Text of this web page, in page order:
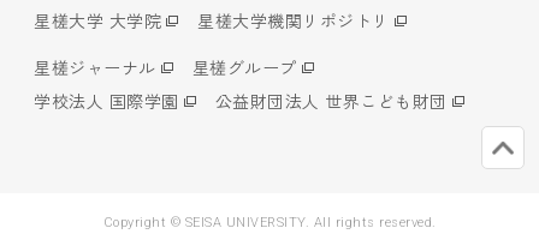
星槎大学 大学院
星槎大学機関リポジトリ
星槎ジャーナル
星槎グループ
学校法人 国際学園
公益財団法人 世界こども財団
Copyright © SEISA UNIVERSITY. All rights reserved.